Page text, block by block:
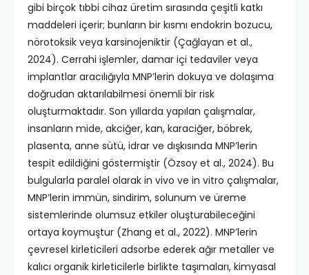
gibi birçok tıbbi cihaz üretim sırasında çeşitli katkı
maddeleri içerir; bunların bir kısmı endokrin bozucu,
nörotoksik veya karsinojeniktir (Çağlayan et al.,
2024). Cerrahi işlemler, damar içi tedaviler veya
implantlar aracılığıyla MNP’lerin dokuya ve dolaşıma
doğrudan aktarılabilmesi önemli bir risk
oluşturmaktadır. Son yıllarda yapılan çalışmalar,
insanların mide, akciğer, kan, karaciğer, böbrek,
plasenta, anne sütü, idrar ve dışkısında MNP’lerin
tespit edildiğini göstermiştir (Özsoy et al., 2024). Bu
bulgularla paralel olarak in vivo ve in vitro çalışmalar,
MNP’lerin immün, sindirim, solunum ve üreme
sistemlerinde olumsuz etkiler oluşturabileceğini
ortaya koymuştur (Zhang et al., 2022). MNP’lerin
çevresel kirleticileri adsorbe ederek ağır metaller ve
kalıcı organik kirleticilerle birlikte taşımaları, kimyasal